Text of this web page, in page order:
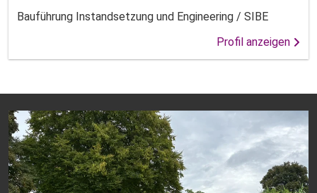
Bauführung Instandsetzung und Engineering / SIBE
Profil anzeigen